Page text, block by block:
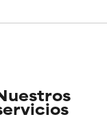
de revisar.
de revisar.